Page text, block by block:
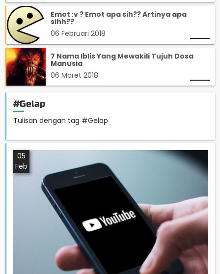
Emot :v ? Emot apa sih?? Artinya apa
sihh??
06 Februari 2018
7 Nama Iblis Yang Mewakili Tujuh Dosa
Manusia
06 Maret 2018
#Gelap
Tulisan dengan tag #Gelap
05
Feb